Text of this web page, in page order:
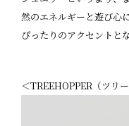
然のエネルギーと遊び心
ぴったりのアクセントと
＜TREEHOPPER（ツリ